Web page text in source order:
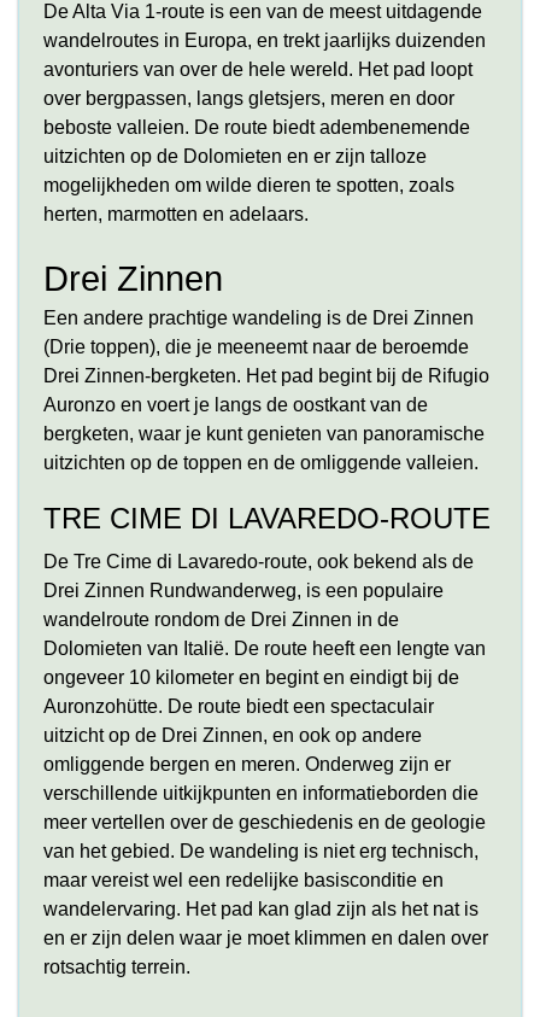
De Alta Via 1-route is een van de meest uitdagende
wandelroutes in Europa, en trekt jaarlijks duizenden
avonturiers van over de hele wereld. Het pad loopt
over bergpassen, langs gletsjers, meren en door
beboste valleien. De route biedt adembenemende
uitzichten op de Dolomieten en er zijn talloze
mogelijkheden om wilde dieren te spotten, zoals
herten, marmotten en adelaars.
Drei Zinnen
Een andere prachtige wandeling is de Drei Zinnen
(Drie toppen), die je meeneemt naar de beroemde
Drei Zinnen-bergketen. Het pad begint bij de Rifugio
Auronzo en voert je langs de oostkant van de
bergketen, waar je kunt genieten van panoramische
uitzichten op de toppen en de omliggende valleien.
TRE CIME DI LAVAREDO-ROUTE
De Tre Cime di Lavaredo-route, ook bekend als de
Drei Zinnen Rundwanderweg, is een populaire
wandelroute rondom de Drei Zinnen in de
Dolomieten van Italië. De route heeft een lengte van
ongeveer 10 kilometer en begint en eindigt bij de
Auronzohütte. De route biedt een spectaculair
uitzicht op de Drei Zinnen, en ook op andere
omliggende bergen en meren. Onderweg zijn er
verschillende uitkijkpunten en informatieborden die
meer vertellen over de geschiedenis en de geologie
van het gebied. De wandeling is niet erg technisch,
maar vereist wel een redelijke basisconditie en
wandelervaring. Het pad kan glad zijn als het nat is
en er zijn delen waar je moet klimmen en dalen over
rotsachtig terrein.